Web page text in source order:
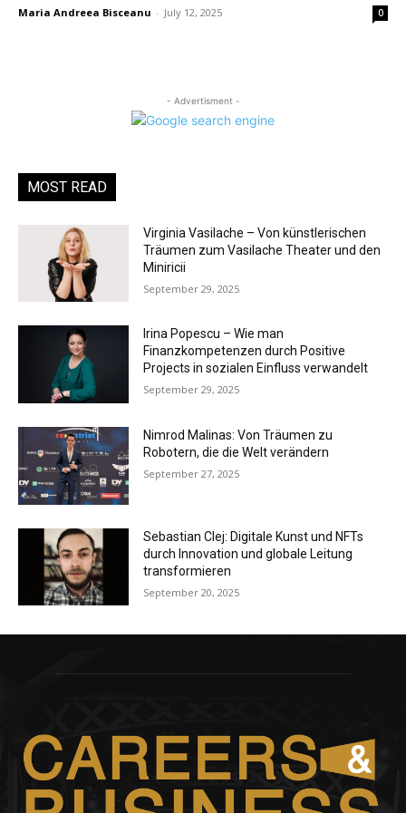
Maria Andreea Bisceanu - July 12, 2025 0
- Advertisment -
MOST READ
Virginia Vasilache – Von künstlerischen
Träumen zum Vasilache Theater und den
Miniricii
September 29, 2025
Irina Popescu – Wie man
Finanzkompetenzen durch Positive
Projects in sozialen Einfluss verwandelt
September 29, 2025
Nimrod Malinas: Von Träumen zu
Robotern, die die Welt verändern
September 27, 2025
Sebastian Clej: Digitale Kunst und NFTs
durch Innovation und globale Leitung
transformieren
September 20, 2025